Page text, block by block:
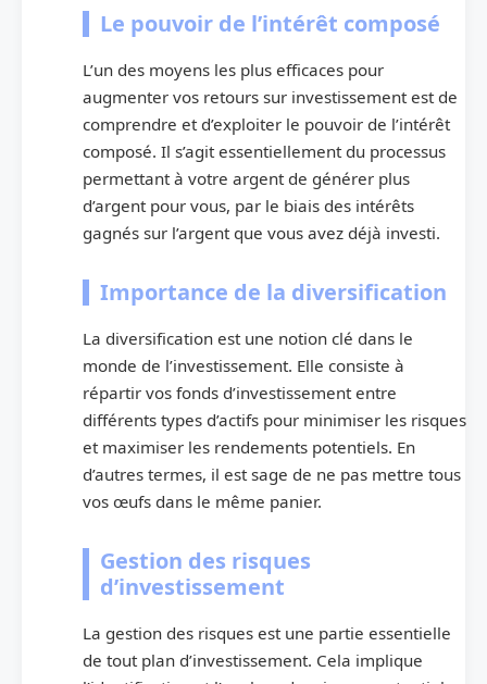
Le pouvoir de l’intérêt composé
L’un des moyens les plus efficaces pour
augmenter vos retours sur investissement est de
comprendre et d’exploiter le pouvoir de l’intérêt
composé. Il s’agit essentiellement du processus
permettant à votre argent de générer plus
d’argent pour vous, par le biais des intérêts
gagnés sur l’argent que vous avez déjà investi.
Importance de la diversification
La diversification est une notion clé dans le
monde de l’investissement. Elle consiste à
répartir vos fonds d’investissement entre
différents types d’actifs pour minimiser les risques
et maximiser les rendements potentiels. En
d’autres termes, il est sage de ne pas mettre tous
vos œufs dans le même panier.
Gestion des risques
d’investissement
La gestion des risques est une partie essentielle
de tout plan d’investissement. Cela implique